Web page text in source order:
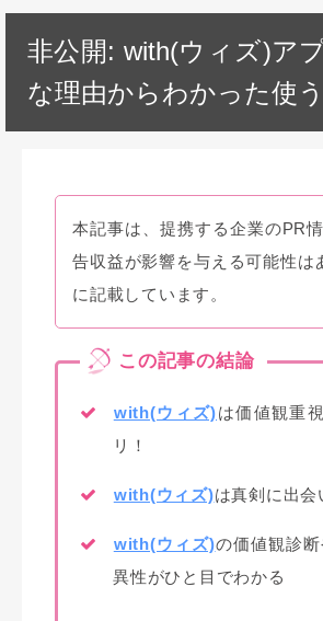
非公開: with(ウィズ)ア
な理由からわかった使
本記事は、提携する企業のPR
告収益が影響を与える可能性は
に記載しています。
with(ウィズ)は価値観重
リ！
with(ウィズ)は真剣に出
with(ウィズ)の価値観診
異性がひと目でわかる